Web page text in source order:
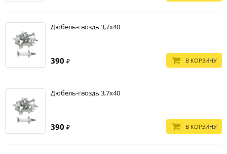
Дюбель-гвоздь 3,7х40
390 ₽ В КОРЗИНУ
Дюбель-гвоздь 3,7х40
390 ₽ В КОРЗИНУ